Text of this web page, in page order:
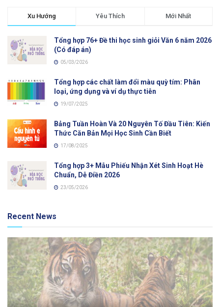
Xu Hướng Yêu Thích Mới Nhất
Tổng hợp 76+ Đề thi học sinh giỏi Văn 6 năm 2026
(Có đáp án)
05/03/2026
Tổng hợp các chất làm đổi màu quỳ tím: Phân
loại, ứng dụng và ví dụ thực tiễn
19/07/2025
Bảng Tuần Hoàn Và 20 Nguyên Tố Đầu Tiên: Kiến
Thức Căn Bản Mọi Học Sinh Cần Biết
17/08/2025
Tổng hợp 3+ Mẫu Phiếu Nhận Xét Sinh Hoạt Hè
Chuẩn, Dễ Điền 2026
23/05/2026
Recent News